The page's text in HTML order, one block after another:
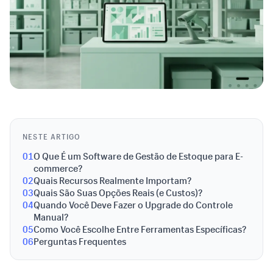
NESTE ARTIGO
01O Que É um Software de Gestão de Estoque para E-
commerce?
02Quais Recursos Realmente Importam?
03Quais São Suas Opções Reais (e Custos)?
04Quando Você Deve Fazer o Upgrade do Controle
Manual?
05Como Você Escolhe Entre Ferramentas Específicas?
06Perguntas Frequentes